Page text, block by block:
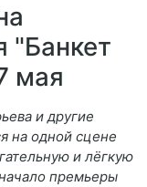
"Банкет
мая
и другие
на одной сцене
и лёгкую
премьеры